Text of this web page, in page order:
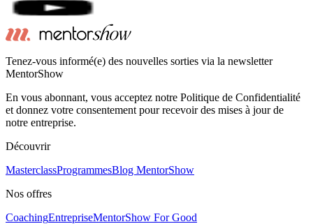
Tenez-vous informé(e) des nouvelles sorties via la newsletter
MentorShow
En vous abonnant, vous acceptez notre Politique de Confidentialité
et donnez votre consentement pour recevoir des mises à jour de
notre entreprise.
Découvrir
MasterclassProgrammesBlog MentorShow
Nos offres
CoachingEntrepriseMentorShow For Good